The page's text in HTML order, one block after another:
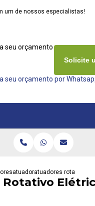
um de nossos especialistas!
seu orçamento agora
seu orçamento por
Solicite
atuadoratuadores rotativo